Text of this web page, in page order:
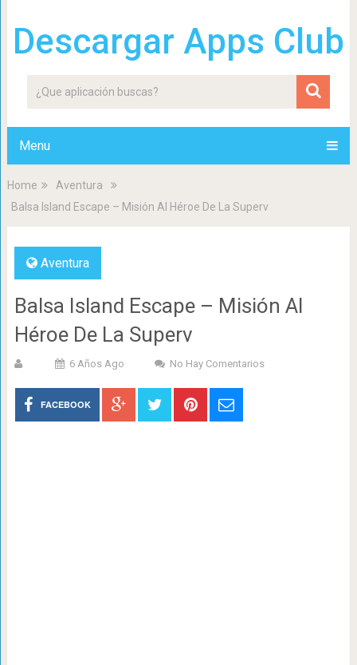
Descargar Apps Club
Menu
Home
Aventura
Balsa Island Escape – Misión Al Héroe De La Superv
Aventura
Balsa Island Escape – Misión Al
Héroe De La Superv
6 Años Ago No Hay Comentarios
FACEBOOK